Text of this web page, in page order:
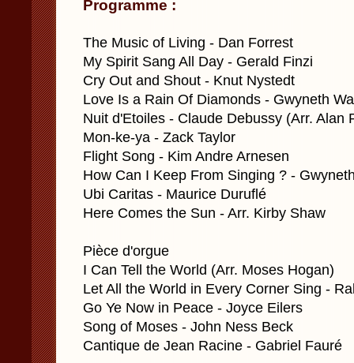
Programme :
The Music of Living - Dan Forrest
My Spirit Sang All Day - Gerald Finzi
Cry Out and Shout - Knut Nystedt
Love Is a Rain Of Diamonds - Gwyneth
Nuit d'Etoiles - Claude Debussy (Arr. Alan
Mon-ke-ya - Zack Taylor
Flight Song - Kim Andre Arnesen
How Can I Keep From Singing ? -
Ubi Caritas - Maurice Duruflé
Here Comes the Sun - Arr. Kirby Shaw
Pièce d'orgue
I Can Tell the World (Arr. Moses Hogan)
Let All the World in Every Corner Sing -
Go Ye Now in Peace - Joyce Eilers
Song of Moses - John Ness Beck
Cantique de Jean Racine - Gabriel Fauré